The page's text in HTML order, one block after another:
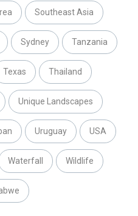
Southeast Asia
Sydney Tanzania
Texas Thailand
Unique Landscapes
Uruguay USA
Waterfall Wildlife